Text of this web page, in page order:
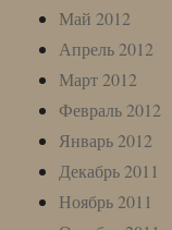
Май 2012
Апрель 2012
Март 2012
Февраль 2012
Январь 2012
Декабрь 2011
Ноябрь 2011